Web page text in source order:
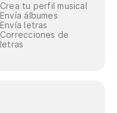
Crea tu perfil musical
Envía álbumes
Envía letras
Correcciones de
letras